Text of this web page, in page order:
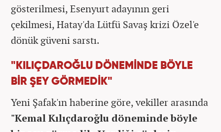
gösterilmesi, Esenyurt adayının geri
çekilmesi, Hatay'da Lütfü Savaş krizi Özel'e
dönük güveni sarstı.
"KILIÇDAROĞLU DÖNEMİNDE BÖYLE
BİR ŞEY GÖRMEDİK"
Yeni Şafak'ın haberine göre, vekiller arasında
"Kemal Kılıçdaroğlu döneminde böyle